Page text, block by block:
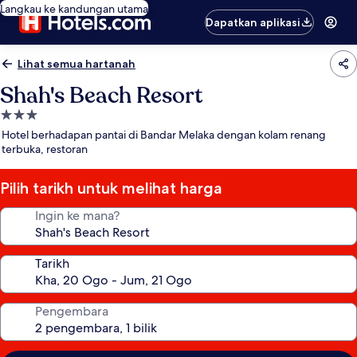
Langkau ke kandungan utama
Dapatkan aplikasi
Lihat semua hartanah
Shah's Beach Resort
Hartanah
3.0
bintang
Hotel berhadapan pantai di Bandar Melaka dengan kolam renang
terbuka, restoran
Pilih tarikh untuk melihat harga
Ingin ke mana?
Tarikh
Pengembara